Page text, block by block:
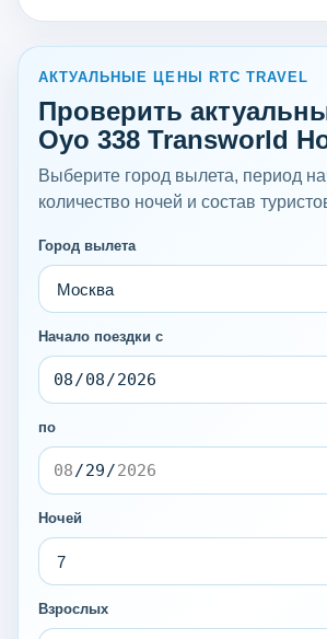
АКТУАЛЬНЫЕ ЦЕНЫ RTC TRAVEL
Проверить
Oyo 338 Transworld
Выберите город вылета, период
количество ночей и состав
Город вылета
Начало поездки с
по
Ночей
Взрослых